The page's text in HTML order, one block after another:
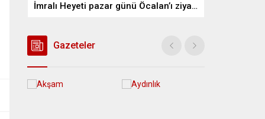
İmralı Heyeti pazar günü Öcalan’ı ziyaret edecek
Gazeteler